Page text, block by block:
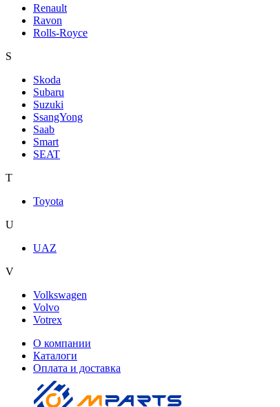
Renault
Ravon
Rolls-Royce
S
Skoda
Subaru
Suzuki
SsangYong
Saab
Smart
SEAT
T
Toyota
U
UAZ
V
Volkswagen
Volvo
Votrex
О компании
Каталоги
Оплата и доставка